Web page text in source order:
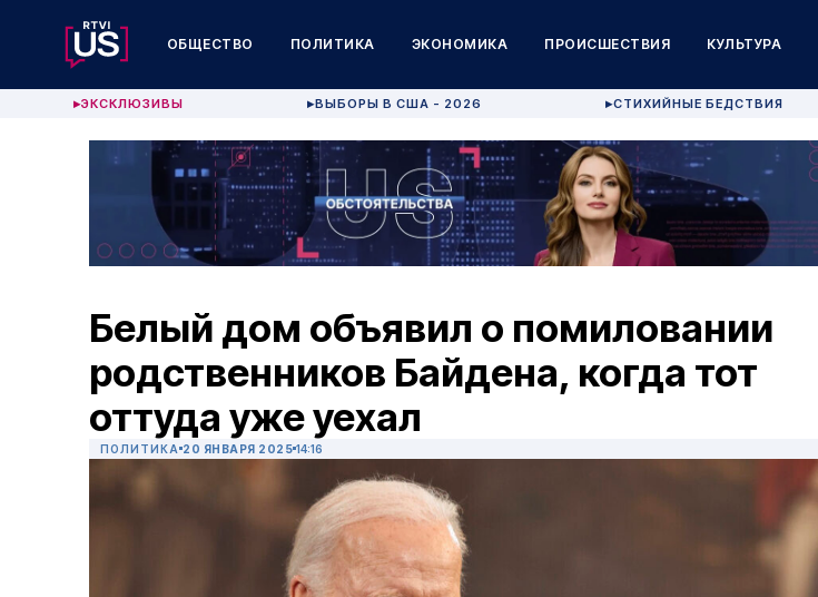
ОБЩЕСТВО ПОЛИТИКА ЭКОНОМИКА ПРОИСШЕСТВИЯ КУЛЬТУРА
▶ЭКСКЛЮЗИВЫ ▶ВЫБОРЫ В США - 2026 ▶СТИХИЙНЫЕ БЕДСТВИЯ
Белый дом объявил о помиловании
родственников Байдена, когда тот
оттуда уже уехал
ПОЛИТИКА 20 ЯНВАРЯ 2025 14:16